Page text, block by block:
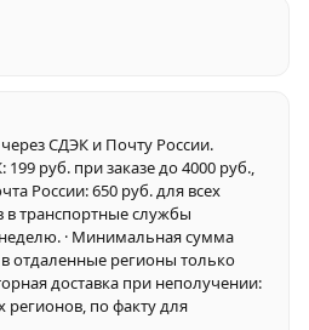
СДЭК и Почту России.
руб. при заказе до 4000 руб.,
России: 650 руб. для всех
в транспортные службы
· Минимальная сумма
в отдаленные регионы только
доставка при неполучении:
регионов, по факту для